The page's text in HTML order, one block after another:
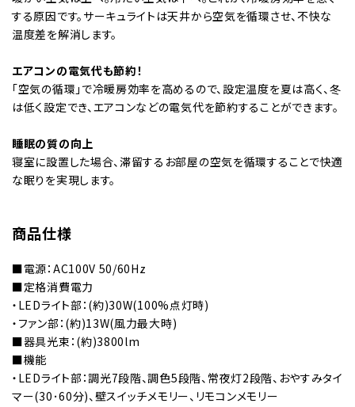
する原因です。サーキュライトは天井から空気を循環させ、不快な
温度差を解消します。
エアコンの電気代も節約！
「空気の循環」で冷暖房効率を高めるので、設定温度を夏は高く、冬
は低く設定でき、エアコンなどの電気代を節約することができます。
睡眠の質の向上
寝室に設置した場合、滞留するお部屋の空気を循環することで快適
な眠りを実現します。
商品仕様
■電源：AC100V 50/60Hz
■定格消費電力
・LEDライト部：(約)30W(100%点灯時)
・ファン部：(約)13W(風力最大時)
■器具光束：(約)3800lm
■機能
・LEDライト部：調光7段階、調色5段階、常夜灯2段階、おやすみタイ
マー(30･60分)、壁スイッチメモリー、リモコンメモリー